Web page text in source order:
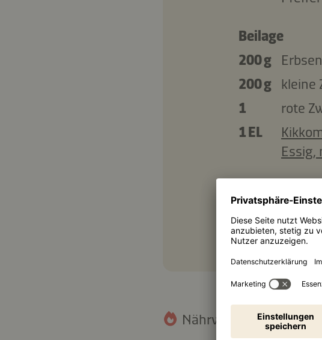
Beilage
200 g
Erbsen
200 g
kleine
1
rote
1 EL
Nährwertangaben (pro